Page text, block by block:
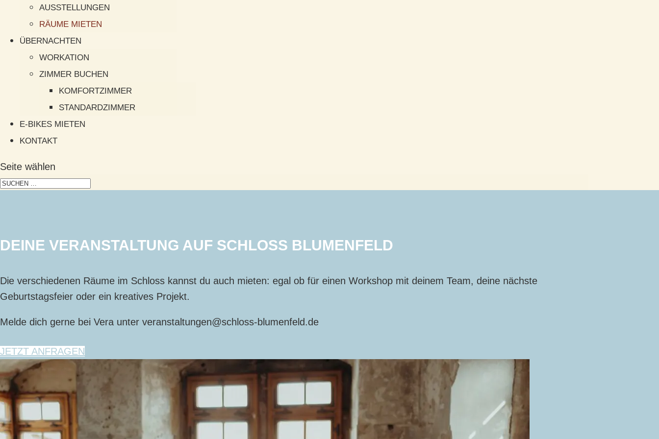
AUSSTELLUNGEN
RÄUME MIETEN
ÜBERNACHTEN
WORKATION
ZIMMER BUCHEN
KOMFORTZIMMER
STANDARDZIMMER
E-BIKES MIETEN
KONTAKT
Seite wählen
DEINE VERANSTALTUNG AUF SCHLOSS BLUMENFELD
Die verschiedenen Räume im Schloss kannst du auch mieten: egal ob für einen Workshop mit deinem Team, deine nächste
Geburtstagsfeier oder ein kreatives Projekt.
Melde dich gerne bei Vera unter veranstaltungen@schloss-blumenfeld.de
JETZT ANFRAGEN